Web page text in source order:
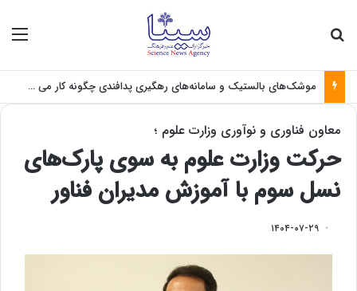
موشک‌های بالستیک و سامانه‌های رهگیری پدافندی چگونه کار می کنند؟
معاون فناوری و نوآوری وزارت علوم ؛
حرکت وزارت علوم به سوی پارک‌های
نسل سوم با آموزش مدیران فناور
۱۴۰۴-۰۷-۲۹